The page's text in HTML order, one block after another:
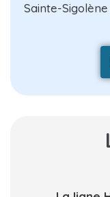
Sainte-